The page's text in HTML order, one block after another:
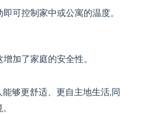
可控制家中或公寓的温度。
增加了家庭的安全性。
够更舒适、更自主地生活,同